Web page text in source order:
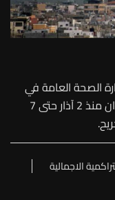
الصحة العامة في
بيان، أن الحصيلة التراكمية الاجمالية للعدوان منذ 2 آذار حتى 7
الاجمالية